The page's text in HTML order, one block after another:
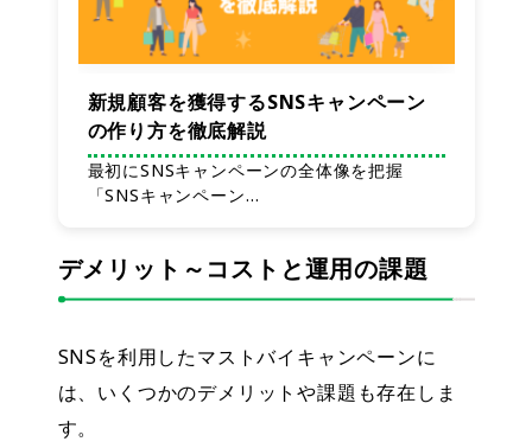
新規顧客を獲得するSNSキャンペーン
の作り方を徹底解説
最初にSNSキャンペーンの全体像を把握
「SNSキャンペーン…
デメリット～コストと運用の課題
SNSを利用したマストバイキャンペーンに
は、いくつかのデメリットや課題も存在しま
す。